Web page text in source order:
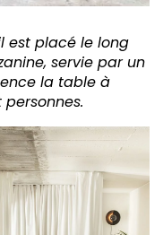
est placé le long
servie par un
la table à